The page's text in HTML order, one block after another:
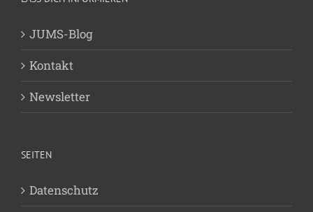
JUMS-Blog
Kontakt
Newsletter
SEITEN
Datenschutz